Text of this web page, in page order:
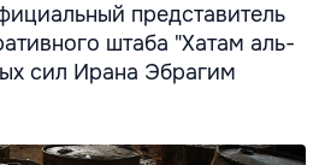
представитель
штаба "Хатам аль-
сил Ирана Эбрагим